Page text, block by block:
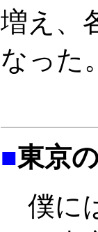
増え、
なった。
■東京
僕に